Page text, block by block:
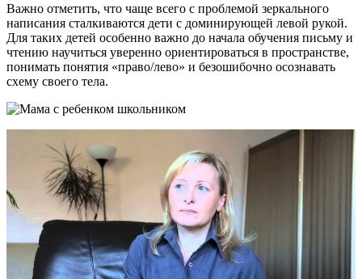
Важно отметить, что чаще всего с проблемой зеркального
написания сталкиваются дети с доминирующей левой рукой.
Для таких детей особенно важно до начала обучения письму и
чтению научиться уверенно ориентироваться в пространстве,
понимать понятия «право/лево» и безошибочно осознавать
схему своего тела.